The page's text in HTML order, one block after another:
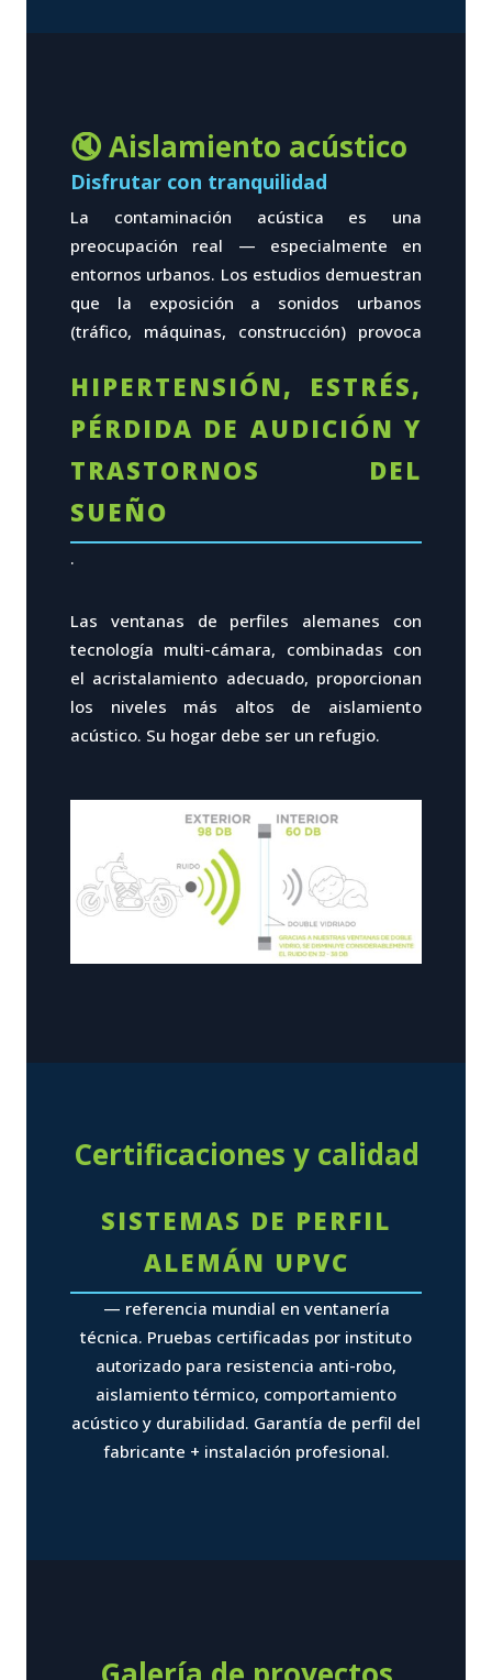
🔇 Aislamiento acústico
Disfrutar con tranquilidad
La contaminación acústica es una
preocupación real — especialmente en
entornos urbanos. Los estudios demuestran
que la exposición a sonidos urbanos
(tráfico, máquinas, construcción) provoca
HIPERTENSIÓN, ESTRÉS,
PÉRDIDA DE AUDICIÓN Y
TRASTORNOS DEL
SUEÑO
.
Las ventanas de perfiles alemanes con
tecnología multi-cámara, combinadas con
el acristalamiento adecuado, proporcionan
los niveles más altos de aislamiento
acústico. Su hogar debe ser un refugio.
Certificaciones y calidad
SISTEMAS DE PERFIL
ALEMÁN UPVC
— referencia mundial en ventanería
técnica. Pruebas certificadas por instituto
autorizado para resistencia anti-robo,
aislamiento térmico, comportamiento
acústico y durabilidad. Garantía de perfil del
fabricante + instalación profesional.